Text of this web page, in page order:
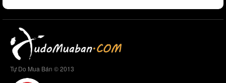
Tự Do Mua Bán © 2013